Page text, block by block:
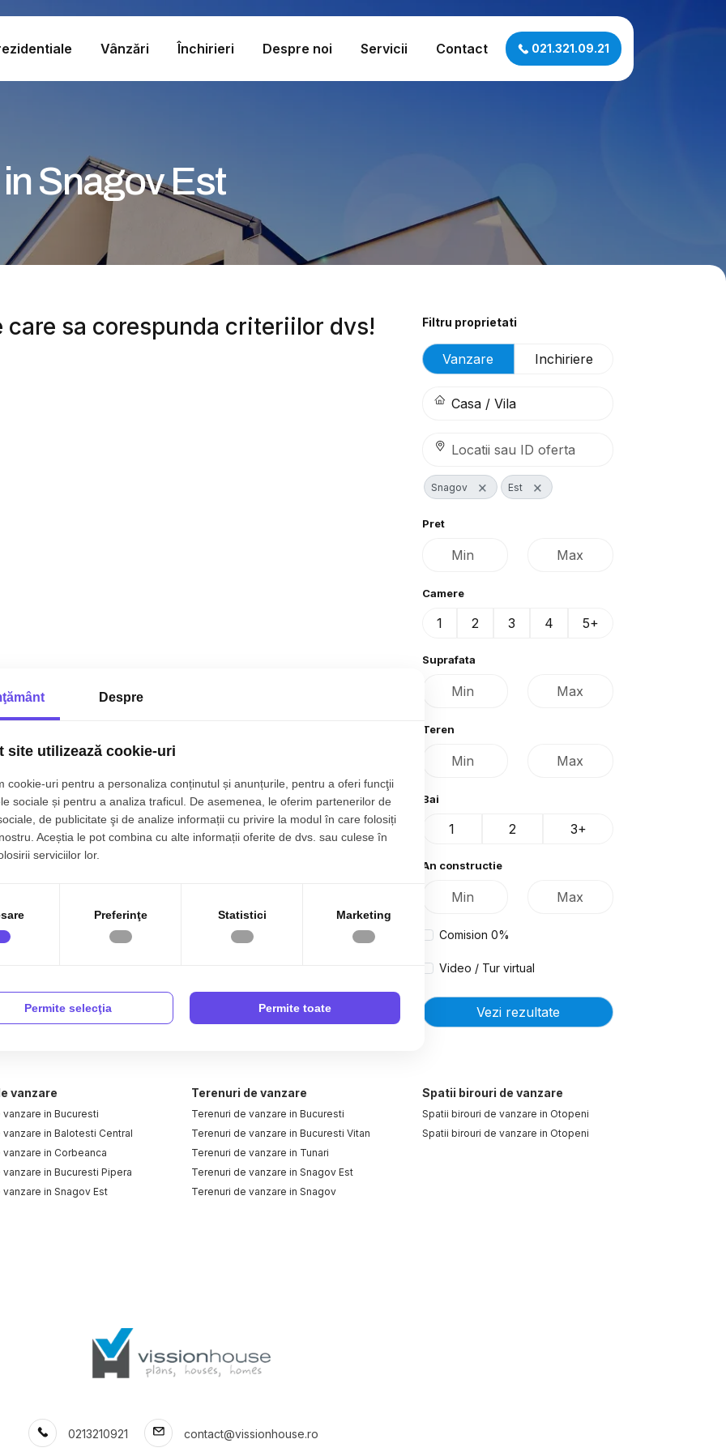
Vânzări Închirieri Despre noi Servicii Contact 021.321.09.21
Snagov Est
sa corespunda criteriilor dvs! Filtru proprietati
Vanzare Inchiriere
Snagov × Est ×
Pret
Camere
1 2 3 4 5+
Suprafata
Teren
Bai
1 2 3+
An constructie
Comision 0%
Video / Tur virtual
Vezi rezultate
vanzare
vanzare in Bucuresti
vanzare in Balotesti Central
vanzare in Corbeanca
vanzare in Bucuresti Pipera
vanzare in Snagov Est
Terenuri de vanzare
Terenuri de vanzare in Bucuresti
Terenuri de vanzare in Bucuresti Vitan
Terenuri de vanzare in Tunari
Terenuri de vanzare in Snagov Est
Terenuri de vanzare in Snagov
Spatii birouri de vanzare
Spatii birouri de vanzare in Otopeni
Spatii birouri de vanzare in Otopeni
0213210921 contact@vissionhouse.ro
Despre
site utilizează cookie-uri
cookie-uri pentru a personaliza conținutul și anunțurile, pentru a oferi funcţii
sociale și pentru a analiza traficul. De asemenea, le oferim partenerilor de
de publicitate şi de analize informații cu privire la modul în care folosiți
Aceștia le pot combina cu alte informații oferite de dvs. sau culese în
serviciilor lor.
Preferinţe Statistici Marketing
Permite selecţia Permite toate